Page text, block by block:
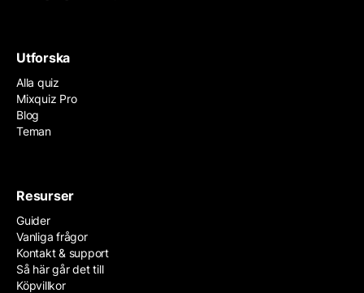
Utforska
Alla quiz
Mixquiz Pro
Blog
Teman
Resurser
Guider
Vanliga frågor
Kontakt & support
Så här går det till
Köpvillkor